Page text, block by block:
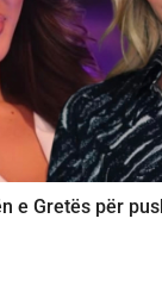
e Gretës për